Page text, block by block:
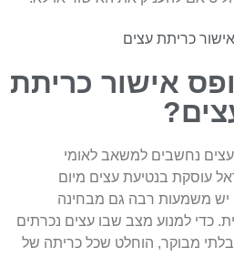
כריתת
למשאב לאומי
בנטיעת עצים מיום
רבה גם מבחינה
מצב שבו עצים נכרתים
הוחלט שכל כריתה של